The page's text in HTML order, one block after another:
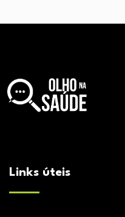
Links úteis